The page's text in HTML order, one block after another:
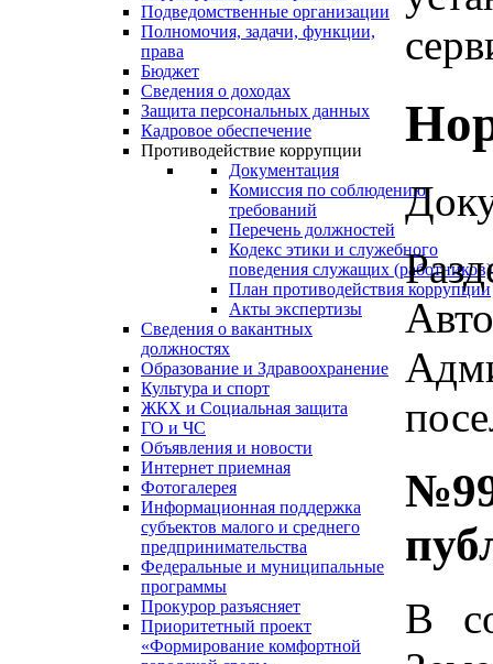
Подведомственные организации
Полномочия, задачи, функции,
права
Бюджет
Сведения о доходах
Защита персональных данных
Кадровое обеспечение
Противодействие коррупции
Документация
Комиссия по соблюдению
требований
Перечень должностей
Кодекс этики и служебного
поведения служащих (работников)
План противодействия коррупции
Акты экспертизы
Сведения о вакантных
должностях
Образование и Здравоохранение
Культура и спорт
ЖКХ и Социальная защита
ГО и ЧС
Объявления и новости
Интернет приемная
Фотогалерея
Информационная поддержка
субъектов малого и среднего
предпринимательства
Федеральные и муниципальные
программы
Прокурор разъясняет
Приоритетный проект
«Формирование комфортной
В